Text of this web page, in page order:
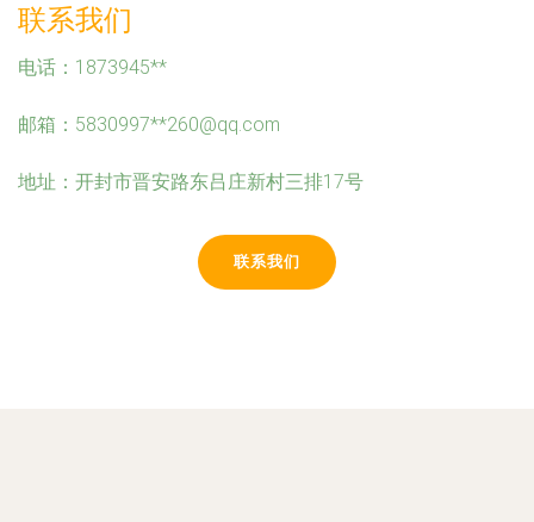
联系我们
电话：1873945**
邮箱：5830997**260@qq.com
地址：开封市晋安路东吕庄新村三排17号
联系我们